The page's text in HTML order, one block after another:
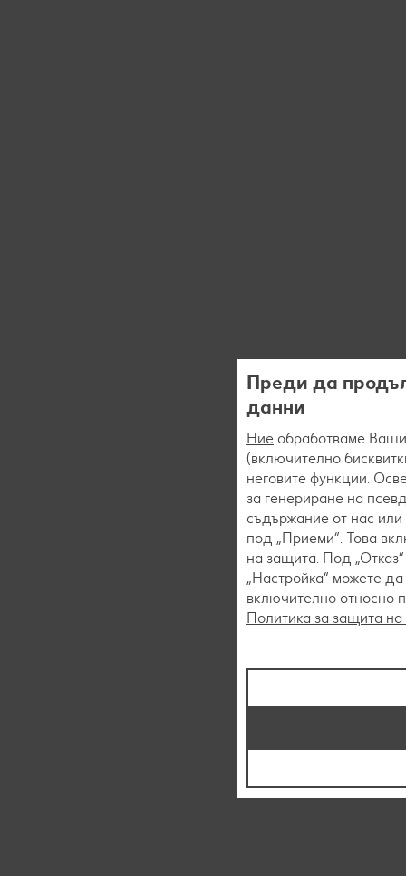
Преди да
данни
Ние обработваме
(включително
неговите функции.
за генериране на
съдържание от нас или
под „Приеми“. Това
на защита. Под
„Настройка“ можете
включително относно
Политика за защита